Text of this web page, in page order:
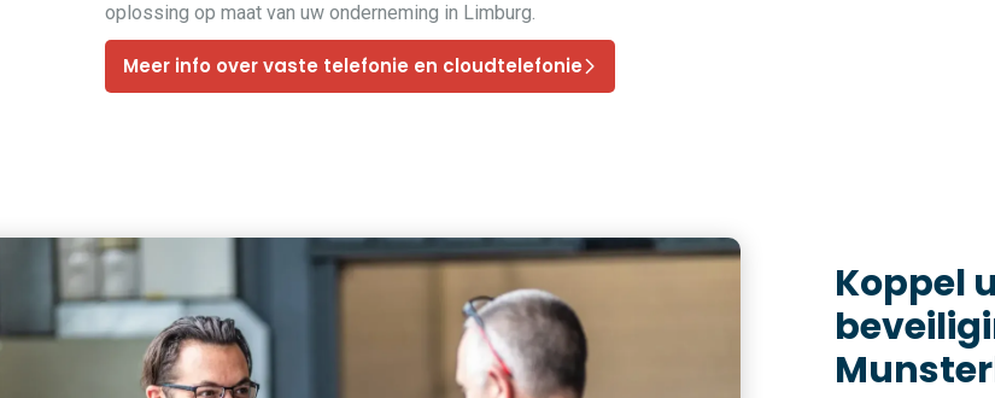
oplossing op maat van uw onderneming in Limburg.
Meer info over vaste telefonie en cloudtelefonie
Koppel